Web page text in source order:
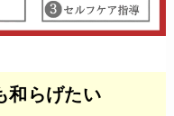
和らげたい